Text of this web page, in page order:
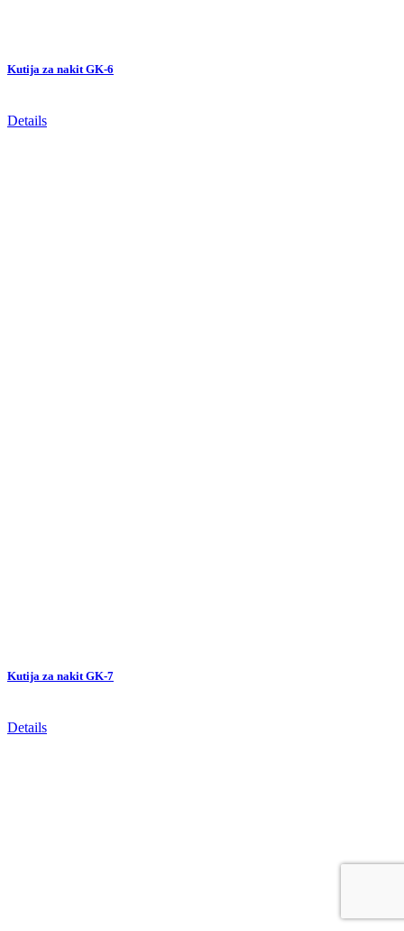
Kutija za nakit GK-6
Details
Kutija za nakit GK-7
Details